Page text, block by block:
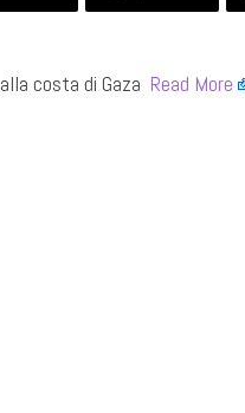
costa di Gaza Read More